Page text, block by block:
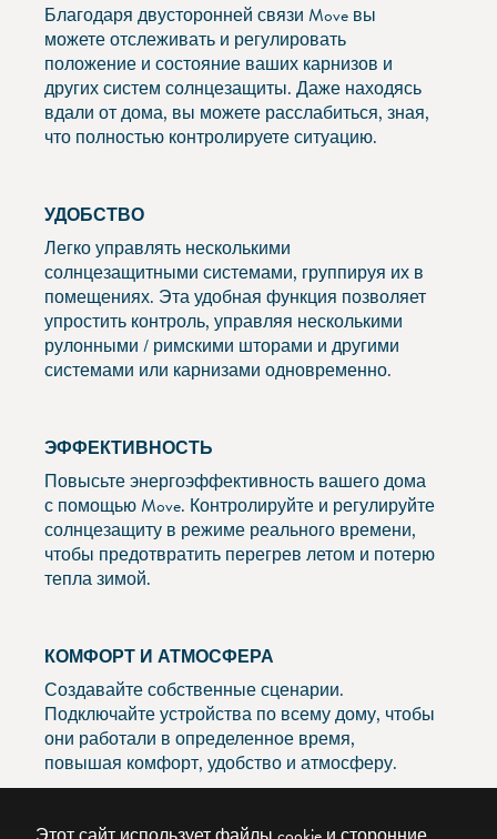
Благодаря двусторонней связи Move вы
можете отслеживать и регулировать
положение и состояние ваших карнизов и
других систем солнцезащиты. Даже находясь
вдали от дома, вы можете расслабиться, зная,
что полностью контролируете ситуацию.
УДОБСТВО
Легко управлять несколькими
солнцезащитными системами, группируя их в
помещениях. Эта удобная функция позволяет
упростить контроль, управляя несколькими
рулонными / римскими шторами и другими
системами или карнизами одновременно.
ЭФФЕКТИВНОСТЬ
Повысьте энергоэффективность вашего дома
с помощью Move. Контролируйте и регулируйте
солнцезащиту в режиме реального времени,
чтобы предотвратить перегрев летом и потерю
тепла зимой.
КОМФОРТ И АТМОСФЕРА
Создавайте собственные сценарии.
Подключайте устройства по всему дому, чтобы
они работали в определенное время,
повышая комфорт, удобство и атмосферу.